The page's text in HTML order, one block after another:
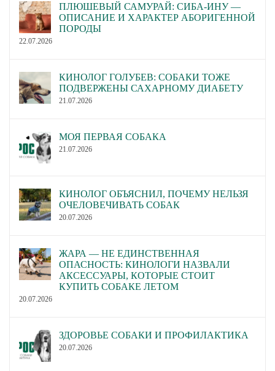
ПЛЮШЕВЫЙ САМУРАЙ: СИБА-ИНУ —
ОПИСАНИЕ И ХАРАКТЕР АБОРИГЕННОЙ
ПОРОДЫ
22.07.2026
КИНОЛОГ ГОЛУБЕВ: СОБАКИ ТОЖЕ
ПОДВЕРЖЕНЫ САХАРНОМУ ДИАБЕТУ
21.07.2026
МОЯ ПЕРВАЯ СОБАКА
21.07.2026
КИНОЛОГ ОБЪЯСНИЛ, ПОЧЕМУ НЕЛЬЗЯ
ОЧЕЛОВЕЧИВАТЬ СОБАК
20.07.2026
ЖАРА — НЕ ЕДИНСТВЕННАЯ
ОПАСНОСТЬ: КИНОЛОГИ НАЗВАЛИ
АКСЕССУАРЫ, КОТОРЫЕ СТОИТ
КУПИТЬ СОБАКЕ ЛЕТОМ
20.07.2026
ЗДОРОВЬЕ СОБАКИ И ПРОФИЛАКТИКА
20.07.2026